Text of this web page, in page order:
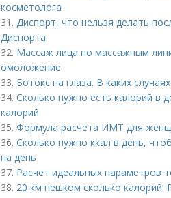
косметолога
31. Диспорт, что нельзя делать
Диспорта
32. Массаж лица по массажным
омоложение
33. Ботокс на глаза. В каких
34. Сколько нужно есть калорий в
калорий
35. Формула расчета ИМТ для
36. Сколько нужно ккал в день,
на день
37. Расчет идеальных параметров
38. 20 км пешком сколько калорий.